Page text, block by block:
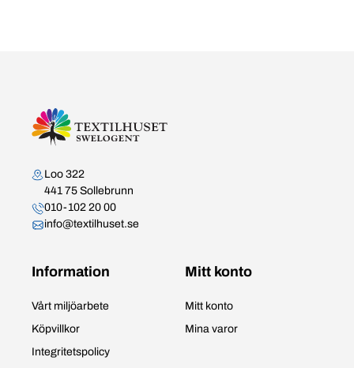
Kontakta oss
Loo 322
441 75 Sollebrunn
010-102 20 00
info@textilhuset.se
Information
Vårt miljöarbete
Köpvillkor
Integritetspolicy
Mitt konto
Mitt konto
Mina varor